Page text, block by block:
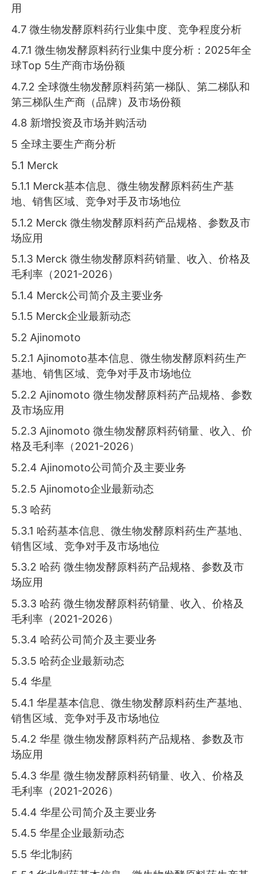
用
4.7 微生物发酵原料药行业集中度、竞争程度分析
4.7.1 微生物发酵原料药行业集中度分析：2025年全
球Top 5生产商市场份额
4.7.2 全球微生物发酵原料药第一梯队、第二梯队和
第三梯队生产商（品牌）及市场份额
4.8 新增投资及市场并购活动
5 全球主要生产商分析
5.1 Merck
5.1.1 Merck基本信息、微生物发酵原料药生产基
地、销售区域、竞争对手及市场地位
5.1.2 Merck 微生物发酵原料药产品规格、参数及市
场应用
5.1.3 Merck 微生物发酵原料药销量、收入、价格及
毛利率（2021-2026）
5.1.4 Merck公司简介及主要业务
5.1.5 Merck企业最新动态
5.2 Ajinomoto
5.2.1 Ajinomoto基本信息、微生物发酵原料药生产
基地、销售区域、竞争对手及市场地位
5.2.2 Ajinomoto 微生物发酵原料药产品规格、参数
及市场应用
5.2.3 Ajinomoto 微生物发酵原料药销量、收入、价
格及毛利率（2021-2026）
5.2.4 Ajinomoto公司简介及主要业务
5.2.5 Ajinomoto企业最新动态
5.3 哈药
5.3.1 哈药基本信息、微生物发酵原料药生产基地、
销售区域、竞争对手及市场地位
5.3.2 哈药 微生物发酵原料药产品规格、参数及市
场应用
5.3.3 哈药 微生物发酵原料药销量、收入、价格及
毛利率（2021-2026）
5.3.4 哈药公司简介及主要业务
5.3.5 哈药企业最新动态
5.4 华星
5.4.1 华星基本信息、微生物发酵原料药生产基地、
销售区域、竞争对手及市场地位
5.4.2 华星 微生物发酵原料药产品规格、参数及市
场应用
5.4.3 华星 微生物发酵原料药销量、收入、价格及
毛利率（2021-2026）
5.4.4 华星公司简介及主要业务
5.4.5 华星企业最新动态
5.5 华北制药